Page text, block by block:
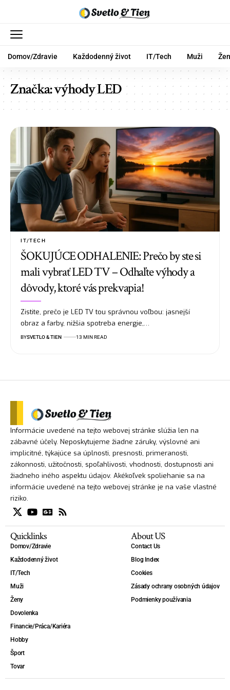
Domov/Zdravie Každodenný život IT/Tech Muži
Značka:výhody LED
IT/TECH
ŠOKUJÚCE ODHALENIE: Prečo by ste si
mali vybrať LED TV – Odhaľte výhody a
dôvody, ktoré vás prekvapia!
Zistite, prečo je LED TV tou správnou voľbou: jasnejší
obraz a farby, nižšia spotreba energie,…
BYSVETLO & TIEN 13 MIN READ
Informácie uvedené na tejto webovej stránke slúžia len na
zábavné účely. Neposkytujeme žiadne záruky, výslovné ani
implicitné, týkajúce sa úplnosti, presnosti, primeranosti,
zákonnosti, užitočnosti, spoľahlivosti, vhodnosti, dostupnosti ani
žiadneho iného aspektu údajov. Akékoľvek spoliehanie sa na
informácie uvedené na tejto webovej stránke je na vaše vlastné
riziko.
Quicklinks
Domov/Zdravie
Každodenný život
IT/Tech
Muži
Ženy
Dovolenka
Financie/Práca/Kariéra
Hobby
Šport
Tovar
About US
Contact Us
Blog Index
Cookies
Zásady ochrany osobných údajov
Podmienky používania